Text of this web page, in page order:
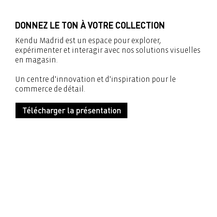
DONNEZ LE TON À VOTRE COLLECTION
Kendu Madrid est un espace pour explorer,
expérimenter et interagir avec nos solutions visuelles
en magasin.
Un centre d'innovation et d'inspiration pour le
commerce de détail.
Télécharger la présentation